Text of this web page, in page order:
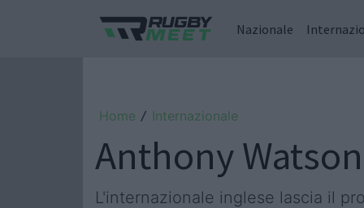
Nazionale
Home / Internazionale
Anthony
L'internazionale inglese lascia il